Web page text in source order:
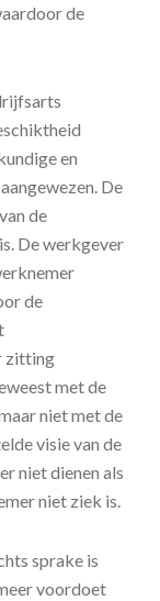
de
en
De
de
De werkgever
de
zitting
met de
niet met de
visie van de
niet dienen als
niet ziek is.
sprake is
voordoet